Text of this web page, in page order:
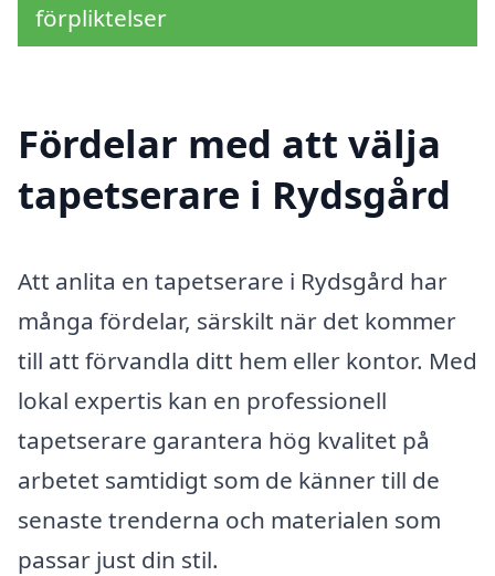
förpliktelser
Fördelar med att välja
tapetserare i Rydsgård
Att anlita en tapetserare i Rydsgård har
många fördelar, särskilt när det kommer
till att förvandla ditt hem eller kontor. Med
lokal expertis kan en professionell
tapetserare garantera hög kvalitet på
arbetet samtidigt som de känner till de
senaste trenderna och materialen som
passar just din stil.